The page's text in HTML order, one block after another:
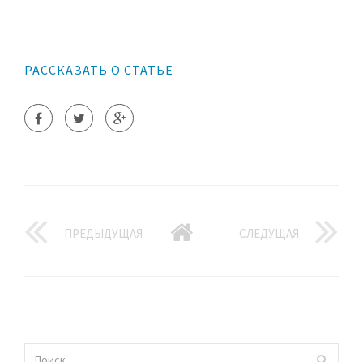
РАССКАЗАТЬ О СТАТЬЕ
ПРЕДЫДУЩАЯ СЛЕДУЩАЯ